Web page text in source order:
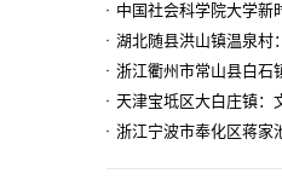
天津宝坻区大白庄镇：